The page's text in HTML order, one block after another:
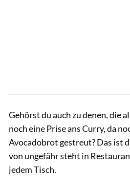
Gehörst du auch zu denen, die
noch eine Prise ans Curry, da
Avocadobrot gestreut? Das ist
von ungefähr steht in
jedem Tisch.